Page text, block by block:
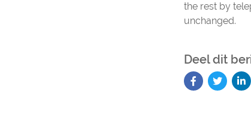
the rest by
unchanged.
Deel dit